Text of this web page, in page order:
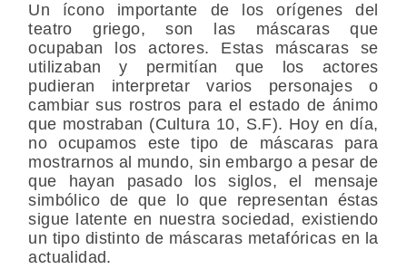
Un ícono importante de los orígenes del
teatro griego, son las máscaras que
ocupaban los actores. Estas máscaras se
utilizaban y permitían que los actores
pudieran interpretar varios personajes o
cambiar sus rostros para el estado de ánimo
que mostraban (Cultura 10, S.F). Hoy en día,
no ocupamos este tipo de máscaras para
mostrarnos al mundo, sin embargo a pesar de
que hayan pasado los siglos, el mensaje
simbólico de que lo que representan éstas
sigue latente en nuestra sociedad, existiendo
un tipo distinto de máscaras metafóricas en la
actualidad.